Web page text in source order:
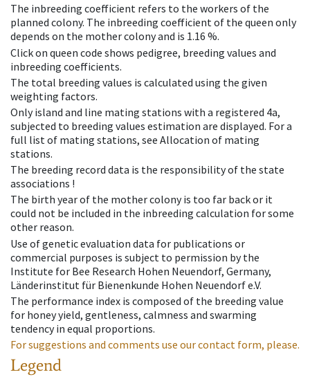
The inbreeding coefficient refers to the workers of the
planned colony. The inbreeding coefficient of the queen only
depends on the mother colony and is 1.16 %.
Click on queen code shows pedigree, breeding values and
inbreeding coefficients.
The total breeding values is calculated using the given
weighting factors.
Only island and line mating stations with a registered 4a,
subjected to breeding values estimation are displayed. For a
full list of mating stations, see Allocation of mating
stations.
The breeding record data is the responsibility of the state
associations !
The birth year of the mother colony is too far back or it
could not be included in the inbreeding calculation for some
other reason.
Use of genetic evaluation data for publications or
commercial purposes is subject to permission by the
Institute for Bee Research Hohen Neuendorf, Germany,
Länderinstitut für Bienenkunde Hohen Neuendorf e.V.
The performance index is composed of the breeding value
for honey yield, gentleness, calmness and swarming
tendency in equal proportions.
For suggestions and comments use our contact form, please.
Legend